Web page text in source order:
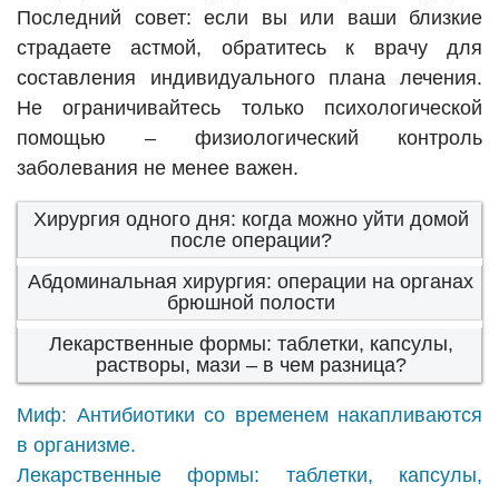
Последний совет: если вы или ваши близкие
страдаете астмой, обратитесь к врачу для
составления индивидуального плана лечения.
Не ограничивайтесь только психологической
помощью – физиологический контроль
заболевания не менее важен.
Хирургия одного дня: когда можно уйти домой
после операции?
Абдоминальная хирургия: операции на органах
брюшной полости
Лекарственные формы: таблетки, капсулы,
растворы, мази – в чем разница?
Миф: Антибиотики со временем накапливаются
в организме.
Лекарственные формы: таблетки, капсулы,